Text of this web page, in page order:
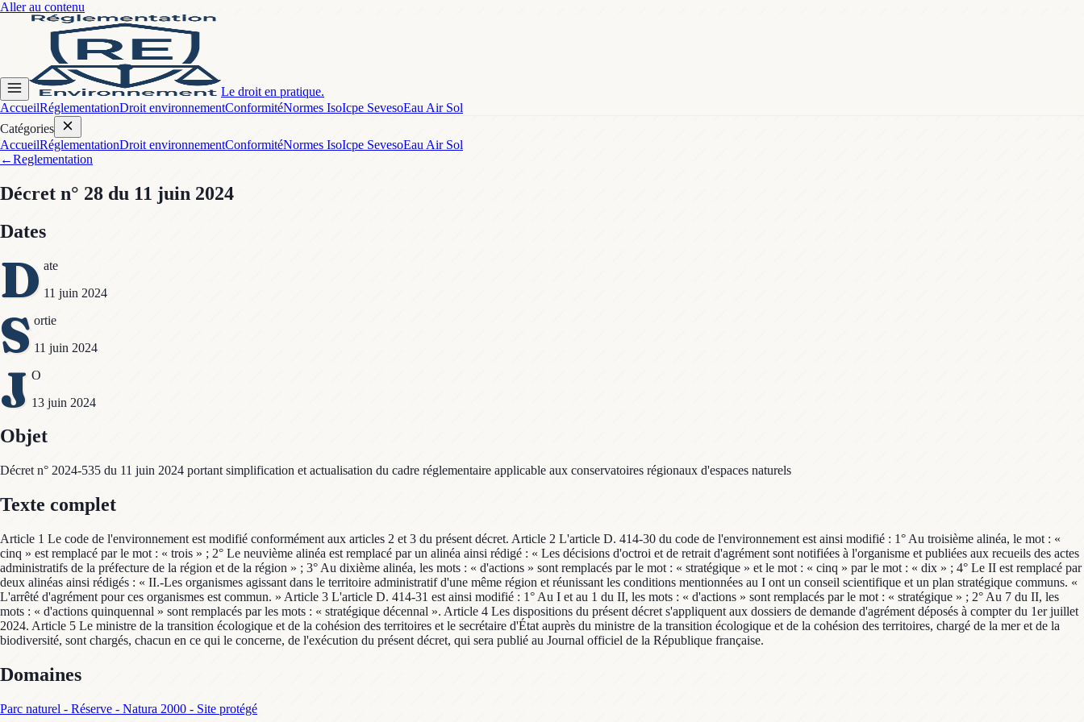
Aller au contenu
Le droit en pratique.
AccueilRéglementationDroit environnementConformitéNormes IsoIcpe SevesoEau Air Sol
Catégories
AccueilRéglementationDroit environnementConformitéNormes IsoIcpe SevesoEau Air Sol
←Reglementation
Décret n° 28 du 11 juin 2024
Dates
D ate
11 juin 2024
S ortie
11 juin 2024
J O
13 juin 2024
Objet
Décret n° 2024-535 du 11 juin 2024 portant simplification et actualisation du cadre réglementaire applicable aux conservatoires régionaux d'espaces naturels
Texte complet
Article 1 Le code de l'environnement est modifié conformément aux articles 2 et 3 du présent décret. Article 2 L'article D. 414-30 du code de l'environnement est ainsi modifié : 1° Au troisième alinéa, le mot : «
cinq » est remplacé par le mot : « trois » ; 2° Le neuvième alinéa est remplacé par un alinéa ainsi rédigé : « Les décisions d'octroi et de retrait d'agrément sont notifiées à l'organisme et publiées aux recueils des actes
administratifs de la préfecture de la région et de la région » ; 3° Au dixième alinéa, les mots : « d'actions » sont remplacés par le mot : « stratégique » et le mot : « cinq » par le mot : « dix » ; 4° Le II est remplacé par
deux alinéas ainsi rédigés : « II.-Les organismes agissant dans le territoire administratif d'une même région et réunissant les conditions mentionnées au I ont un conseil scientifique et un plan stratégique communs. «
L'arrêté d'agrément pour ces organismes est commun. » Article 3 L'article D. 414-31 est ainsi modifié : 1° Au I et au 1 du II, les mots : « d'actions » sont remplacés par le mot : « stratégique » ; 2° Au 7 du II, les
mots : « d'actions quinquennal » sont remplacés par les mots : « stratégique décennal ». Article 4 Les dispositions du présent décret s'appliquent aux dossiers de demande d'agrément déposés à compter du 1er juillet
2024. Article 5 Le ministre de la transition écologique et de la cohésion des territoires et le secrétaire d'État auprès du ministre de la transition écologique et de la cohésion des territoires, chargé de la mer et de la
biodiversité, sont chargés, chacun en ce qui le concerne, de l'exécution du présent décret, qui sera publié au Journal officiel de la République française.
Domaines
Parc naturel - Réserve - Natura 2000 - Site protégé